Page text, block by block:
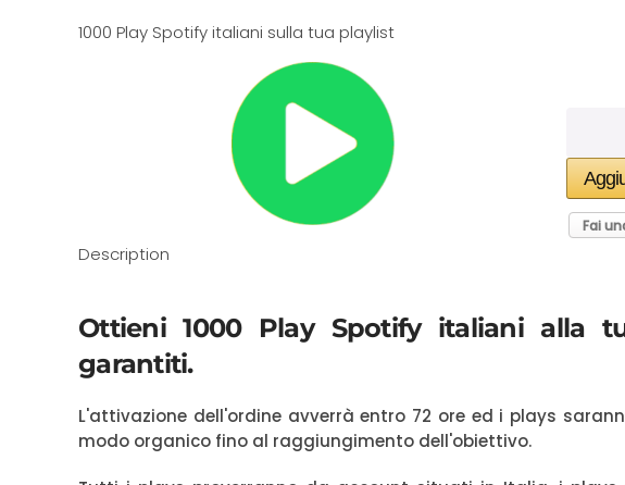
1000 Play Spotify italiani sulla tua playlist
Fai
Description
Ottieni 1000 Play Spotify italiani alla
garantiti.
L'attivazione dell'ordine avverrà entro 72 ore ed i plays
modo organico fino al raggiungimento dell'obiettivo.